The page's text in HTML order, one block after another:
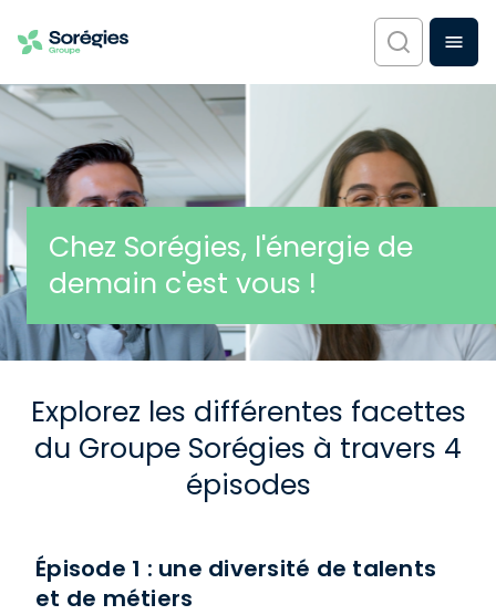
Chez Sorégies, l'énergie de
demain c'est vous !
Explorez les différentes facettes
du Groupe Sorégies à travers 4
épisodes
Épisode 1 : une diversité de talents
et de métiers